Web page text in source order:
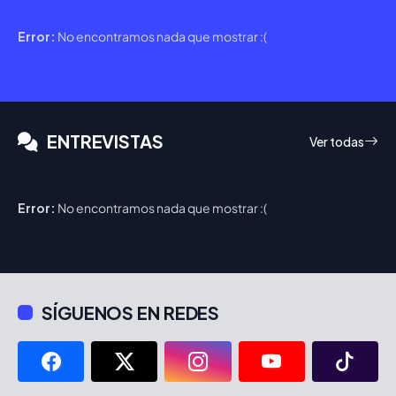
Error: No encontramos nada que mostrar :(
ENTREVISTAS Ver todas
Error: No encontramos nada que mostrar :(
SÍGUENOS EN REDES